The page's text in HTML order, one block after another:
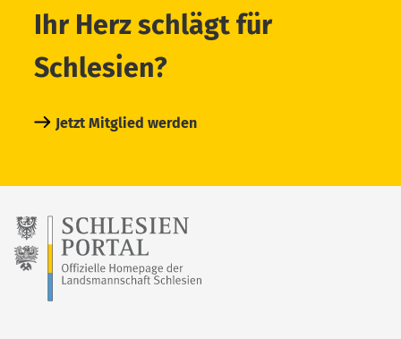
Ihr Herz schlägt für
Schlesien?
Jetzt Mitglied werden